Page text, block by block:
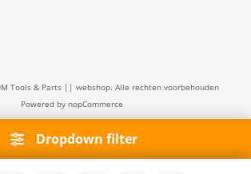
Dropdown filter
Tools & Parts || webshop. Alle rechten voorbehouden
Powered by nopCommerce